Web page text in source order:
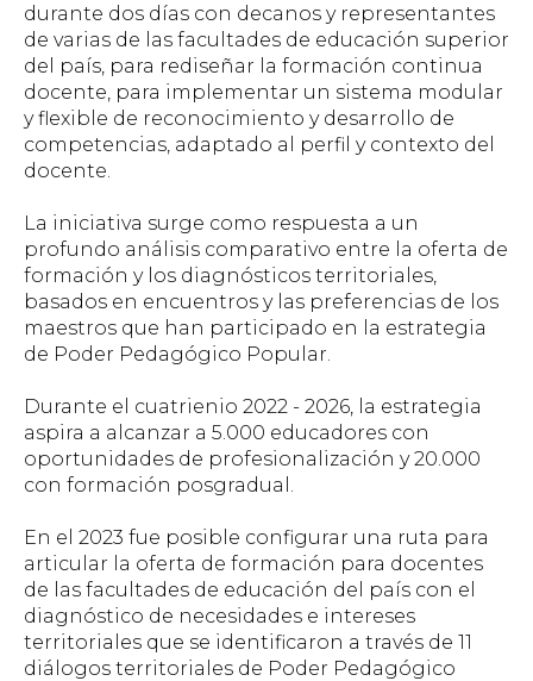
durante dos días con decanos y representantes
de varias de las facultades de educación superior
del país, para rediseñar la formación continua
docente, para implementar un sistema modular
y flexible de reconocimiento y desarrollo de
competencias, adaptado al perfil y contexto del
docente.
La iniciativa surge como respuesta a un
profundo análisis comparativo entre la oferta de
formación y los diagnósticos territoriales,
basados en encuentros y las preferencias de los
maestros que han participado en la estrategia
de Poder Pedagógico Popular.
Durante el cuatrienio 2022 - 2026, la estrategia
aspira a alcanzar a 5.000 educadores con
oportunidades de profesionalización y 20.000
con formación posgradual.
En el 2023 fue posible configurar una ruta para
articular la oferta de formación para docentes
de las facultades de educación del país con el
diagnóstico de necesidades e intereses
territoriales que se identificaron a través de 11
diálogos territoriales de Poder Pedagógico